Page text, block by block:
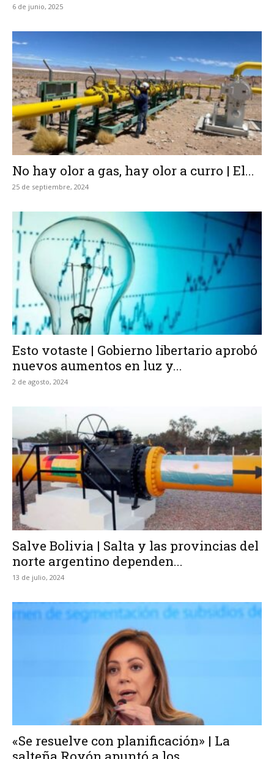
6 de junio, 2025
No hay olor a gas, hay olor a curro | El...
25 de septiembre, 2024
Esto votaste | Gobierno libertario aprobó
nuevos aumentos en luz y...
2 de agosto, 2024
Salve Bolivia | Salta y las provincias del
norte argentino dependen...
13 de julio, 2024
«Se resuelve con planificación» | La